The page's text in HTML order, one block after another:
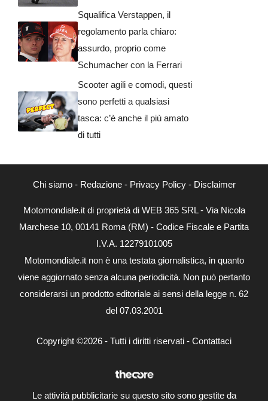
Squalifica Verstappen, il
regolamento parla chiaro:
assurdo, proprio come
Schumacher con la Ferrari
Scooter agili e comodi, questi
sono perfetti a qualsiasi
tasca: c’è anche il più amato
di tutti
Chi siamo- Redazione- Privacy Policy- Disclaimer
Motomondiale.it di proprietà di WEB 365 SRL - Via Nicola
Marchese 10, 00141 Roma (RM) - Codice Fiscale e Partita
I.V.A. 12279101005
Motomondiale.it non è una testata giornalistica, in quanto
viene aggiornato senza alcuna periodicità. Non può pertanto
considerarsi un prodotto editoriale ai sensi della legge n. 62
del 07.03.2001
Copyright ©2026 - Tutti i diritti riservati - Contattaci
Le attività pubblicitarie su questo sito sono gestite da